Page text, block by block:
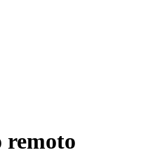
remoto